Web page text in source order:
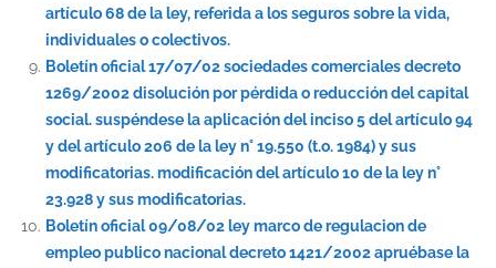
artículo 68 de la ley, referida a los seguros sobre la vida,
individuales o colectivos.
Boletín oficial 17/07/02 sociedades comerciales decreto
1269/2002 disolución por pérdida o reducción del capital
social. suspéndese la aplicación del inciso 5 del artículo 94
y del artículo 206 de la ley n° 19.550 (t.o. 1984) y sus
modificatorias. modificación del artículo 10 de la ley n°
23.928 y sus modificatorias.
Boletín oficial 09/08/02 ley marco de regulacion de
empleo publico nacional decreto 1421/2002 apruébase la